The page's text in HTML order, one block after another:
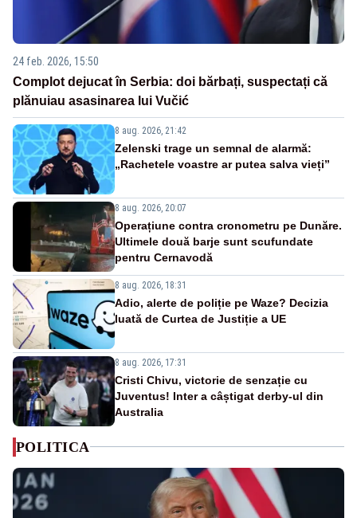
24 feb. 2026, 15:50
Complot dejucat în Serbia: doi bărbați, suspectați că
plănuiau asasinarea lui Vučić
8 aug. 2026, 21:42
Zelenski trage un semnal de alarmă:
„Rachetele voastre ar putea salva vieți”
8 aug. 2026, 20:07
Operațiune contra cronometru pe Dunăre.
Ultimele două barje sunt scufundate
pentru Cernavodă
8 aug. 2026, 18:31
Adio, alerte de poliție pe Waze? Decizia
luată de Curtea de Justiție a UE
8 aug. 2026, 17:31
Cristi Chivu, victorie de senzație cu
Juventus! Inter a câștigat derby-ul din
Australia
POLITICA